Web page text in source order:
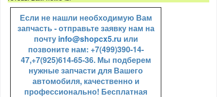
Если не нашли необходимую Вам
запчасть - отправьте заявку нам на
почту info@shopcx5.ru или
позвоните нам: +7(499)390-14-
47,+7(925)614-65-36. Мы подберем
нужные запчасти для Вашего
автомобиля, качественно и
профессионально! Бесплатная